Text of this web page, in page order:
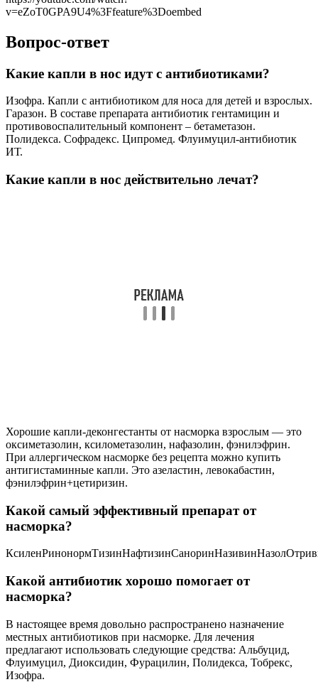
v=eZoT0GPA9U4%3Ffeature%3Doembed
Вопрос-ответ
Какие капли в нос идут с антибиотиками?
Изофра. Капли с антибиотиком для носа для детей и взрослых.
Гаразон. В составе препарата антибиотик гентамицин и
противовоспалительный компонент – бетаметазон.
Полидекса. Софрадекс. Ципромед. Флуимуцил-антибиотик
ИТ.
Какие капли в нос действительно лечат?
Хорошие капли-деконгестанты от насморка взрослым — это
оксиметазолин, ксилометазолин, нафазолин, фэнилэфрин.
При аллергическом насморке без рецепта можно купить
антигистаминные капли. Это азеластин, левокабастин,
фэнилэфрин+цетиризин.
Какой самый эффективный препарат от
насморка?
Какой антибиотик хорошо помогает от
насморка?
В настоящее время довольно распространено назначение
местных антибиотиков при насморке. Для лечения
предлагают использовать следующие средства: Альбуцид,
Флуимуцил, Диоксидин, Фурацилин, Полидекса, Тобрекс,
Изофра.